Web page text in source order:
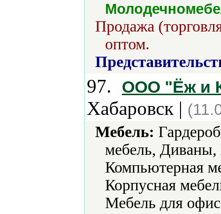
Продажа
оптом.
97. ООО "Ёж и
Хабаровск |
Мебель:
мебель,
Компьютерная
Корпусная
Мебель для